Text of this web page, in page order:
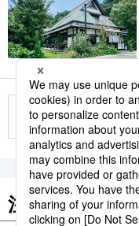
注目のキーワ